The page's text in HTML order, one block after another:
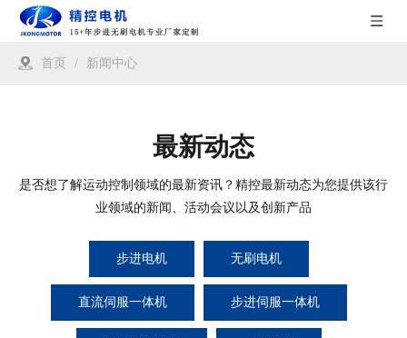
首页 / 新闻中心
最新动态
是否想了解运动控制领域的最新资讯？精控最新动态为您提供该行
业领域的新闻、活动会议以及创新产品
步进电机 无刷电机
直流伺服一体机 步进伺服一体机